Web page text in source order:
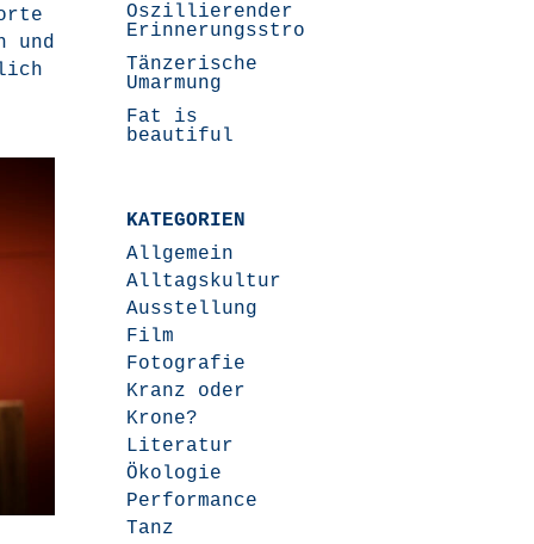
und
Oszillierender
Erinnerungsstrom
Tänzerische
Umarmung
Fat is
beautiful
KATEGORIEN
Allgemein
Alltagskultur
Ausstellung
Film
Fotografie
Kranz oder
Krone?
Literatur
Ökologie
Performance
Tanz